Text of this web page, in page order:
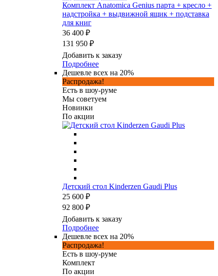
Комплект Anatomica Genius парта + кресло +
надстройка + выдвижной ящик + подставка
для книг
36 400 ₽
131 950 ₽
Добавить к заказу
Подробнее
Дешевле всех на 20%
Распродажа!
Есть в шоу-руме
Мы советуем
Новинки
По акции
Детский стол Kinderzen Gaudi Plus
25 600 ₽
92 800 ₽
Добавить к заказу
Подробнее
Дешевле всех на 20%
Распродажа!
Есть в шоу-руме
Комплект
По акции